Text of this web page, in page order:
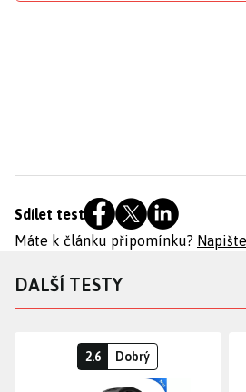
Sdílet test
Máte k článku připomínku?
DALŠÍ TESTY
2.6 Dobrý